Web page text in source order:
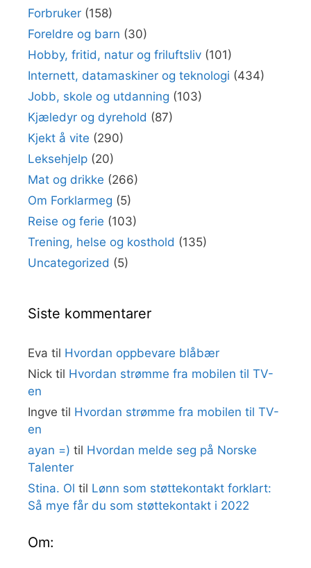
Forbruker (158)
Foreldre og barn (30)
Hobby, fritid, natur og friluftsliv (101)
Internett, datamaskiner og teknologi (434)
Jobb, skole og utdanning (103)
Kjæledyr og dyrehold (87)
Kjekt å vite (290)
Leksehjelp (20)
Mat og drikke (266)
Om Forklarmeg (5)
Reise og ferie (103)
Trening, helse og kosthold (135)
Uncategorized (5)
Siste kommentarer
Eva til Hvordan oppbevare blåbær
Nick til Hvordan strømme fra mobilen til TV-
en
Ingve til Hvordan strømme fra mobilen til TV-
en
ayan =) til Hvordan melde seg på Norske
Talenter
Stina. Ol til Lønn som støttekontakt forklart:
Så mye får du som støttekontakt i 2022
Om: